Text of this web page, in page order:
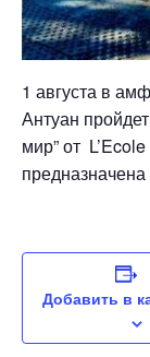
1 августа в
Антуан
мир” от
предназначена
Добавить в